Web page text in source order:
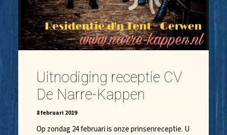
Uitnodiging receptie CV
De Narre-Kappen
8 februari 2019
Op zondag 24 februari is onze prinsenreceptie. U